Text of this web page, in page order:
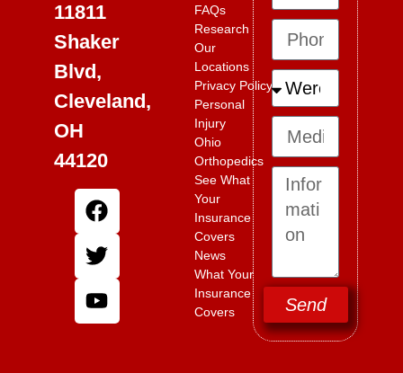
11811
Shaker
Blvd,
Cleveland,
OH
44120
FAQs
Research
Our
Locations
Privacy Policy
Personal
Injury
Ohio
Orthopedics
See What
Your
Insurance
Covers
News
What Your
Insurance
Covers
Send